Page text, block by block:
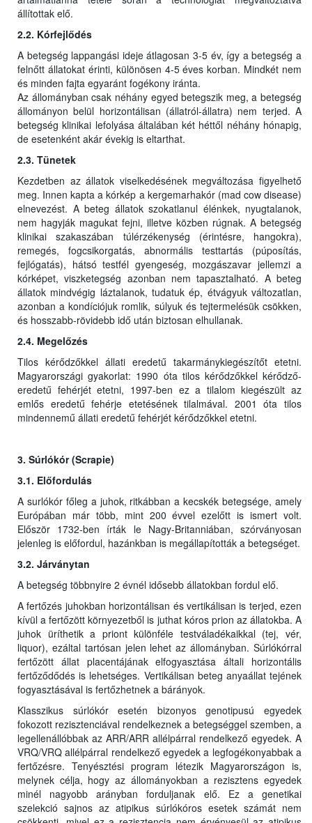
állítottak elő.
2.2. Kórfejlődés
A betegség lappangási ideje átlagosan 3-5 év, így a betegség a
felnőtt állatokat érinti, különösen 4-5 éves korban. Mindkét nem
és minden fajta egyaránt fogékony iránta.
Az állományban csak néhány egyed betegszik meg, a betegség
állományon belül horizontálisan (állatról-állatra) nem terjed. A
betegség klinikai lefolyása általában két héttől néhány hónapig,
de esetenként akár évekig is eltarthat.
2.3. Tünetek
Kezdetben az állatok viselkedésének megváltozása figyelhető
meg. Innen kapta a kórkép a kergemarhakór (mad cow disease)
elnevezést. A beteg állatok szokatlanul élénkek, nyugtalanok,
nem hagyják magukat fejni, illetve közben rúgnak. A betegség
klinikai szakaszában túlérzékenység (érintésre, hangokra),
remegés, fogcsikorgatás, abnormális testtartás (púposítás,
fejlógatás), hátsó testfél gyengeség, mozgászavar jellemzi a
kórképet, viszketegség azonban nem tapasztalható. A beteg
állatok mindvégig láztalanok, tudatuk ép, étvágyuk változatlan,
azonban a kondíciójuk romlik, súlyuk és tejtermelésük csökken,
és hosszabb-rövidebb idő után biztosan elhullanak.
2.4. Megelőzés
Tilos kérődzőkkel állati eredetű takarmánykiegészítőt etetni.
Magyarországi gyakorlat: 1990 óta tilos kérődzőkkel kérődző-
eredetű fehérjét etetni, 1997-ben ez a tilalom kiegészült az
emlős eredetű fehérje etetésének tilalmával. 2001 óta tilos
mindennemű állati eredetű fehérjét kérődzőkkel etetni.
3. Súrlókór (Scrapie)
3.1. Előfordulás
A surlókór főleg a juhok, ritkábban a kecskék betegsége, amely
Európában már több, mint 200 évvel ezelőtt is ismert volt.
Először 1732-ben írták le Nagy-Britanniában, szórványosan
jelenleg is előfordul, hazánkban is megállapították a betegséget.
3.2. Járványtan
A betegség többnyire 2 évnél idősebb állatokban fordul elő.
A fertőzés juhokban horizontálisan és vertikálisan is terjed, ezen
kívül a fertőzött környezetből is juthat kóros prion az állatokba. A
juhok üríthetik a priont különféle testváladékaikkal (tej, vér,
liquor), ezáltal tartósan jelen lehet az állományban. Súrlókórral
fertőzött állat placentájának elfogyasztása általi horizontális
fertőződődés is lehetséges. Vertikálisan beteg anyaállat tejének
fogyasztásával is fertőzhetnek a bárányok.
Klasszikus súrlókór esetén bizonyos genotipusú egyedek
fokozott rezisztenciával rendelkeznek a betegséggel szemben, a
legellenállóbbak az ARR/ARR allélpárral rendelkező egyedek. A
VRQ/VRQ allélpárral rendelkező egyedek a legfogékonyabbak a
fertőzésre. Tenyésztési program létezik Magyarországon is,
melynek célja, hogy az állományokban a rezisztens egyedek
minél nagyobb arányban forduljanak elő. Ez a genetikai
szelekció sajnos az atipikus súrlókóros esetek számát nem